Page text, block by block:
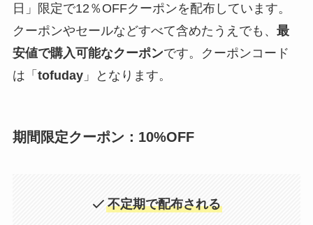
日」限定で12％OFFクーポンを配布しています。
クーポンやセールなどすべて含めたうえでも、 最
安値で購入可能なクーポンです。クーポンコード
は「 tofuday」となります。
期間限定クーポン：10%OFF
不定期で配布される